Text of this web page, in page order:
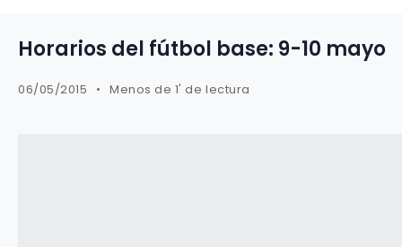
Horarios del fútbol base: 9-10 mayo
06/05/2015 Menos de 1' de lectura